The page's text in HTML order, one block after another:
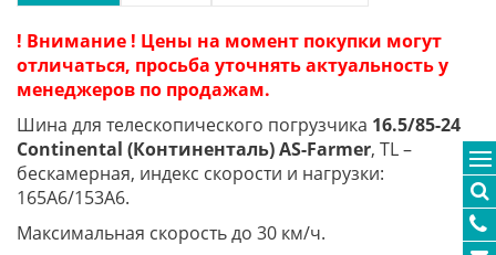
! Внимание ! Цены на момент покупки могут
отличаться, просьба уточнять актуальность у
менеджеров по продажам.
Шина для телескопического погрузчика 16.5/85-24
Continental (Континенталь) AS-Farmer, TL –
бескамерная, индекс скорости и нагрузки:
165A6/153A6.
Максимальная скорость до 30 км/ч.